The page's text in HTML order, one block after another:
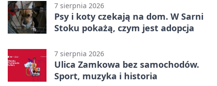
7 sierpnia 2026
Psy i koty czekają na dom. W Sarni
Stoku pokażą, czym jest adopcja
7 sierpnia 2026
Ulica Zamkowa bez samochodów.
Sport, muzyka i historia